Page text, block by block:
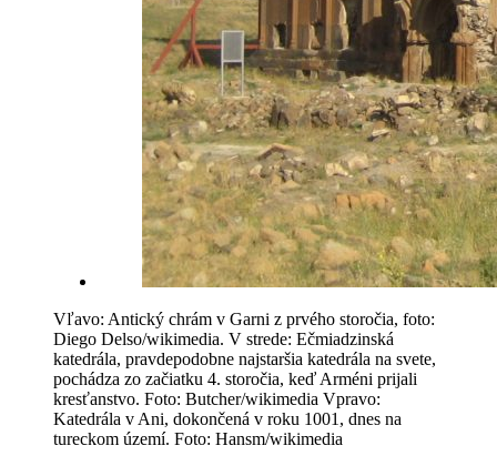
Vľavo: Antický chrám v Garni z prvého storočia, foto:
Diego Delso/wikimedia. V strede: Ečmiadzinská
katedrála, pravdepodobne najstaršia katedrála na svete,
pochádza zo začiatku 4. storočia, keď Arméni prijali
kresťanstvo. Foto: Butcher/wikimedia Vpravo:
Katedrála v Ani, dokončená v roku 1001, dnes na
tureckom území. Foto: Hansm/wikimedia